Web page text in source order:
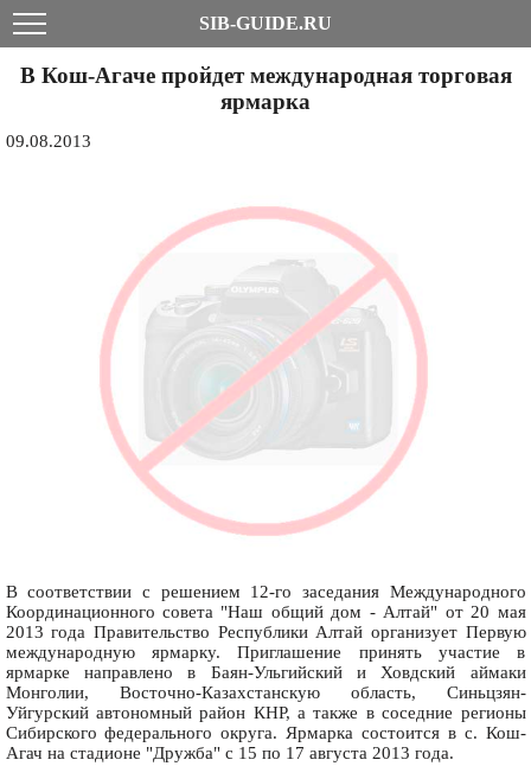
SIB-GUIDE.RU
В Кош-Агаче пройдет международная торговая
ярмарка
09.08.2013
В соответствии с решением 12-го заседания Международного
Координационного совета "Наш общий дом - Алтай" от 20 мая
2013 года Правительство Республики Алтай организует Первую
международную ярмарку. Приглашение принять участие в
ярмарке направлено в Баян-Ульгийский и Ховдский аймаки
Монголии, Восточно-Казахстанскую область, Синьцзян-
Уйгурский автономный район КНР, а также в соседние регионы
Сибирского федерального округа. Ярмарка состоится в с. Кош-
Агач на стадионе "Дружба" с 15 по 17 августа 2013 года.